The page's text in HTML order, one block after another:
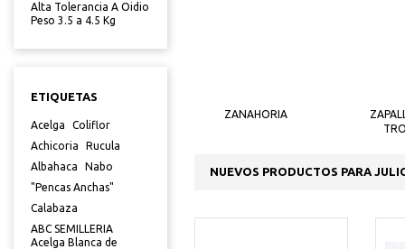
Alta Tolerancia A Oidio
Peso 3.5 a 4.5 Kg
ETIQUETAS
Acelga
Coliflor
Achicoria
Rucula
Albahaca
Nabo
"Pencas Anchas"
Calabaza
ABC SEMILLERIA
Acelga Blanca de
ZANAHORIA
NUEVOS PRODUCTOS PARA